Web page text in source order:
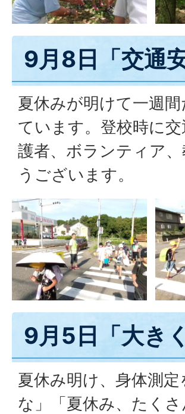
9月8日「交通安
夏休みが明けて一週
ています。登校時に
護者、ボランティア
うございます。
9月5日「大き
夏休み明け、身体測
な」「夏休み、たく